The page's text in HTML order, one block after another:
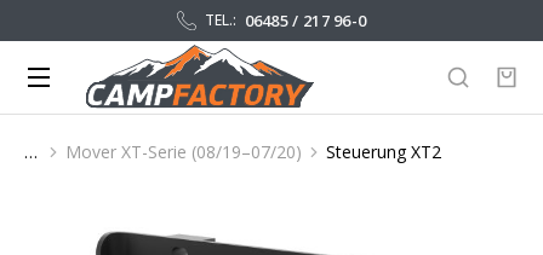
TEL.: 06485 / 217 96-0
Sie befinden sich hier:
Mover XT-Serie (08/19–07/20) Steuerung XT2